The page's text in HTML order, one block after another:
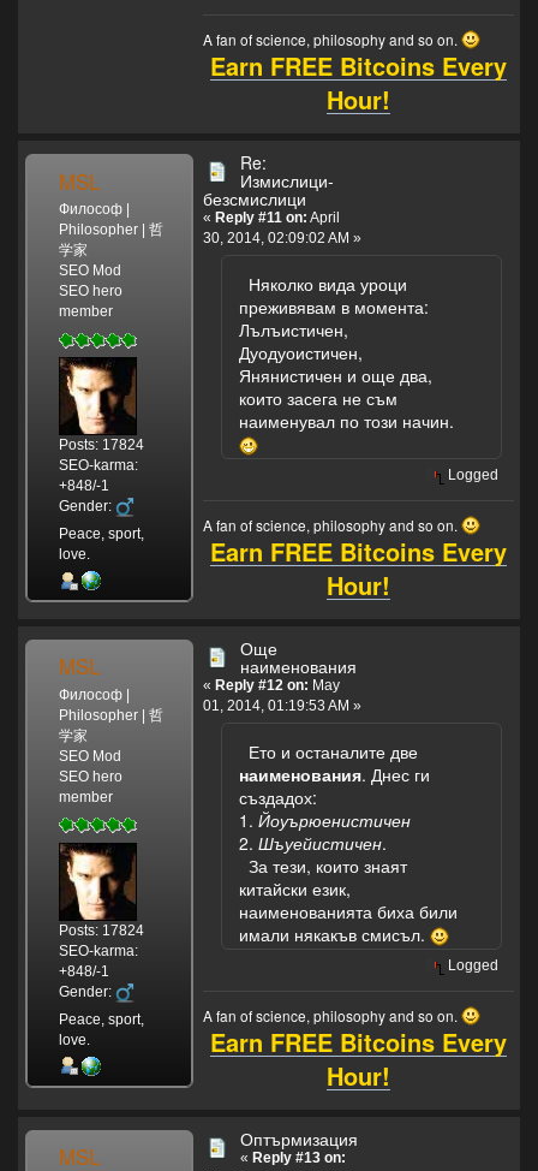
ел
одну
травку,
и
козявку
И
с
дружил!
Представьте
себе,
Представьте
себе,
Не
трогал
себе,
Представьте
себе,
дружил!
Но
пришла
лягушка,
Но
вот
пришла
лягушка-
Прожорливое
брюшко
И
себе,
Представьте
Прожорливое
Представьте
себе,
та-та-та-та-
тааа.Та-та-та-та-
та-та-тааа, та-
та-та-та-та-
Простак чиши
ле, простак чиши
ле, та-та-та-та-
та-та-тааа.
Простак чиши
ле, та-та-та-та-
та-тааа..." Както
виждате почти
нищичко общо с
оригинала!
Имаше и
вариант с "па"
поучителна,
обаче.
A fan of science, philosophy and so on.
Earn FREE Bitcoins Every
Hour!
MSL
Философ |
Philosopher | 哲
学家
SEO Mod
SEO hero
member
Posts: 17824
SEO-karma:
+848/-1
Gender:
Peace, sport,
love.
Re:
Измислици-
безсмислици
« Reply #11 on: April
30, 2014, 02:09:02 AM »
Няколко вида уроци
преживявам в момента:
Лълъистичен,
Дуодуоистичен,
Янянистичен и още два,
които засега не съм
наименувал по този начин.
Logged
A fan of science, philosophy and so on.
Earn FREE Bitcoins Every
Hour!
MSL
Философ |
Philosopher | 哲
学家
SEO Mod
SEO hero
member
Posts: 17824
SEO-karma:
+848/-1
Gender:
Peace, sport,
love.
Още
наименования
« Reply #12 on: May
01, 2014, 01:19:53 AM »
Ето и останалите две
наименования. Днес ги
създадох:
1. Йоуърюенистичен
2. Шъуейистичен.
За тези, които знаят
китайски език,
наименованията биха били
имали някакъв смисъл.
Logged
A fan of science, philosophy and so on.
Earn FREE Bitcoins Every
Hour!
MSL
Оптърмизация
« Reply #13 on: